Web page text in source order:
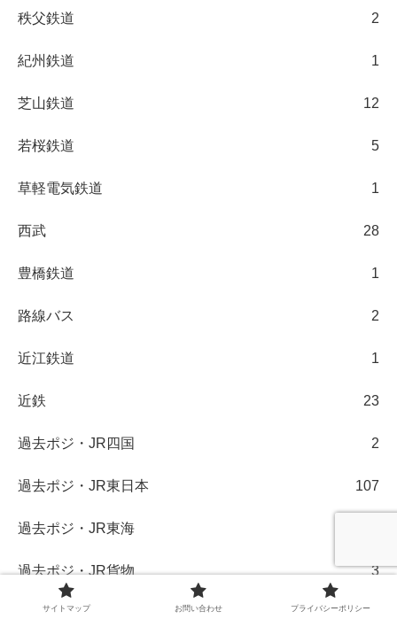
秩父鉄道 2
紀州鉄道 1
芝山鉄道 12
若桜鉄道 5
草軽電気鉄道 1
西武 28
豊橋鉄道 1
路線バス 2
近江鉄道 1
近鉄 23
過去ポジ・JR四国 2
過去ポジ・JR東日本 107
過去ポジ・JR東海
過去ポジ・JR貨物 3
過去ポジ・京成
サイトマップ お問い合わせ プライバシーポリシー